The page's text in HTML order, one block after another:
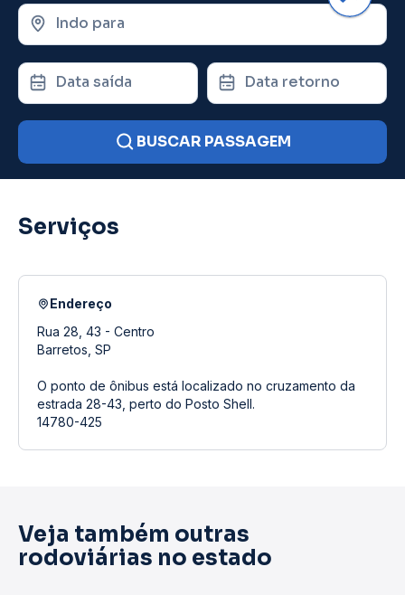
Indo para
Data saída Data retorno
BUSCAR PASSAGEM
Serviços
Endereço
Rua 28, 43 - Centro
Barretos, SP
O ponto de ônibus está localizado no cruzamento da
estrada 28-43, perto do Posto Shell.
14780-425
Veja também outras
rodoviárias no estado